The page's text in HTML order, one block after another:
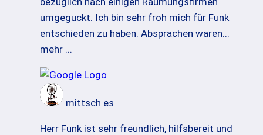
umgeguckt. Ich bin sehr froh mich für Funk
entschieden zu haben. Absprachen waren...
mehr ...
mittsch es
Herr Funk ist sehr freundlich, hilfsbereit und